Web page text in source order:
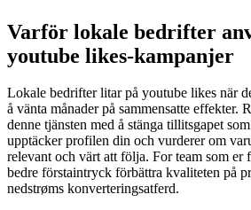
Varför lokale bedrifter
youtube likes-kampanjer
Lokale bedrifter litar på youtube likes när
å vänta månader på sammensatte effekter.
denne tjänsten med å stänga tillitsgapet
upptäcker profilen din och vurderer om
relevant och värt att följa. For team som er
bedre förstaintryck förbättra kvaliteten på
nedstrøms konverteringsatferd.